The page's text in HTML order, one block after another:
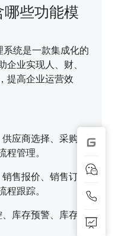
哪些功能模
系统是一款集成化的
业实现人、财、
提高企业运营效
应商选择、采购订
管理。
售报价、销售订
跟踪。
库存预警、库存盘